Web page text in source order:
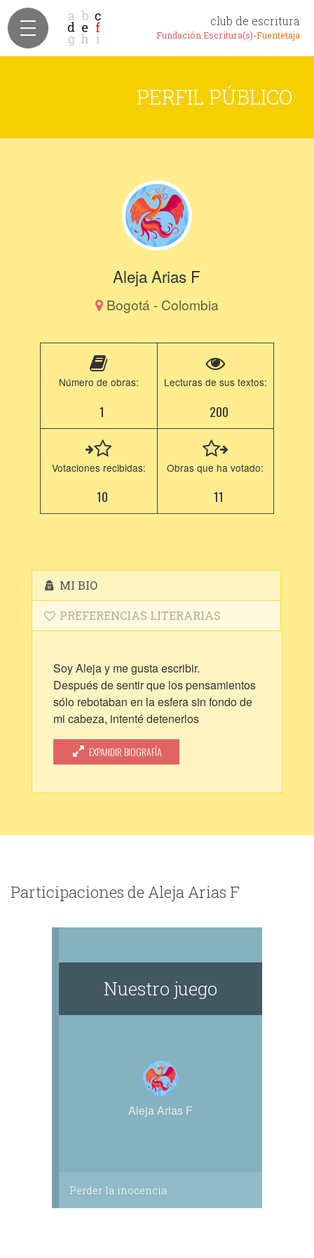
club de escritura
Fundación Escritura(s)-Fuentetaja
PERFIL PÚBLICO
Aleja Arias F
Bogotá - Colombia
Número de obras:
1
Lecturas de sus textos:
200
Votaciones recibidas:
10
Obras que ha votado:
11
MI BIO
PREFERENCIAS LITERARIAS
Soy Aleja y me gusta escribir.
Después de sentir que los pensamientos
sólo rebotaban en la esfera sin fondo de
mi cabeza, intenté detenerlos
capturándolos en letras.
EXPANDIR BIOGRAFÍA
Participaciones de Aleja Arias F
Nuestro juego
Aleja Arias F
Perder la inocencia